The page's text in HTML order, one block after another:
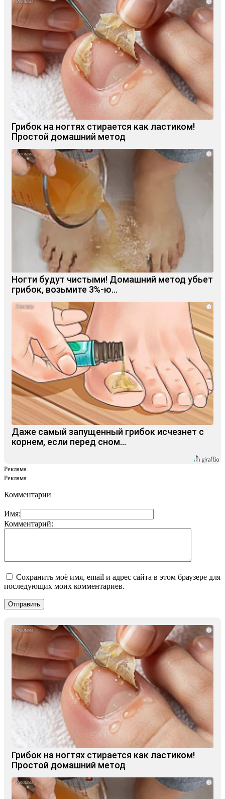
i
Грибок на ногтях стирается как ластиком!
Простой домашний метод
i
Ногти будут чистыми! Домашний метод убьет
грибок, возьмите 3%-ю…
i
Даже самый запущенный грибок исчезнет с
корнем, если перед сном…
Реклама.
Реклама.
Комментарии
Имя:
Комментарий:
Сохранить моё имя, email и адрес сайта в этом браузере для
последующих моих комментариев.
i
Грибок на ногтях стирается как ластиком!
Простой домашний метод
i